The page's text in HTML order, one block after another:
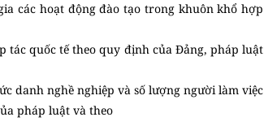
các hoạt động đào tạo trong khuôn khổ hợp
tác quốc tế theo quy định của Đảng, pháp luật
danh nghề nghiệp và số lượng người làm việc
pháp luật và theo